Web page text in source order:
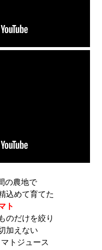
の農地で
込めて育てた
ト
のだけを絞り
加えない
トジュース